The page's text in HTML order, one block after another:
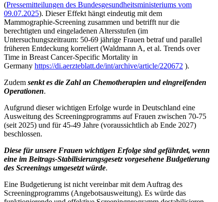
(Pressemitteilungen des Bundesgesundheitsministeriums vom
09.07.2025). Dieser Effekt hängt eindeutig mit dem
Mammographie-Screening zusammen und betrifft nur die
berechtigten und eingeladenen Altersstufen (im
Untersuchungszeitraum: 50-69 jährige Frauen betraf und parallel
früheren Entdeckung korreliert (Waldmann A, et al. Trends over
Time in Breast Cancer-Specific Mortality in
Germany https://di.aerzteblatt.de/int/archive/article/220672 ).
Zudem senkt es die Zahl an Chemotherapien und eingreifenden
Operationen.
Aufgrund dieser wichtigen Erfolge wurde in Deutschland eine
Ausweitung des Screeningprogramms auf Frauen zwischen 70-75
(seit 2025) und für 45-49 Jahre (voraussichtlich ab Ende 2027)
beschlossen.
Diese für unsere Frauen wichtigen Erfolge sind gefährdet, wenn
eine im Beitrags-Stabilisierungsgesetz vorgesehene Budgetierung
des Screenings umgesetzt würde.
Eine Budgetierung ist nicht vereinbar mit dem Auftrag des
Screeningprogramms (Angebotsausweitung). Es würde das